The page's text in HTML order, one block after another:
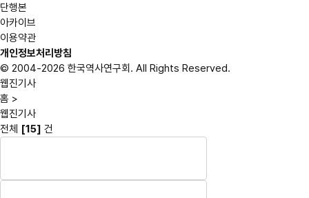
단행본
아카이브
이용약관
개인정보처리방침
© 2004-2026 한국역사연구회. All Rights Reserved.
웹진기사
홈 >
웹진기사
전체 [15] 건